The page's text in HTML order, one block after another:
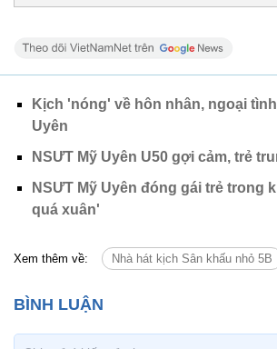
Kịch 'nóng' về hôn nhân, ngoại
Uyên
NSƯT Mỹ Uyên U50 gợi cảm, trẻ
NSƯT Mỹ Uyên đóng gái trẻ trong
quá xuân'
Xem thêm về: Nhà hát kịch Sân khấu nhỏ 5B